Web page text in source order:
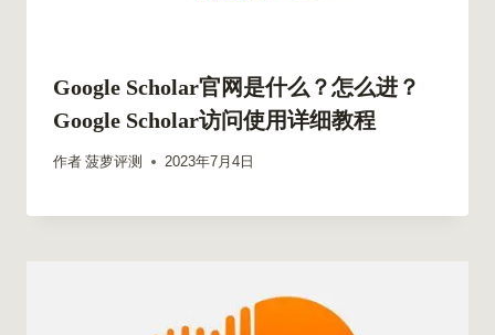
Google Scholar官网是什么？怎么进？
Google Scholar访问使用详细教程
作者 菠萝评测 2023年7月4日